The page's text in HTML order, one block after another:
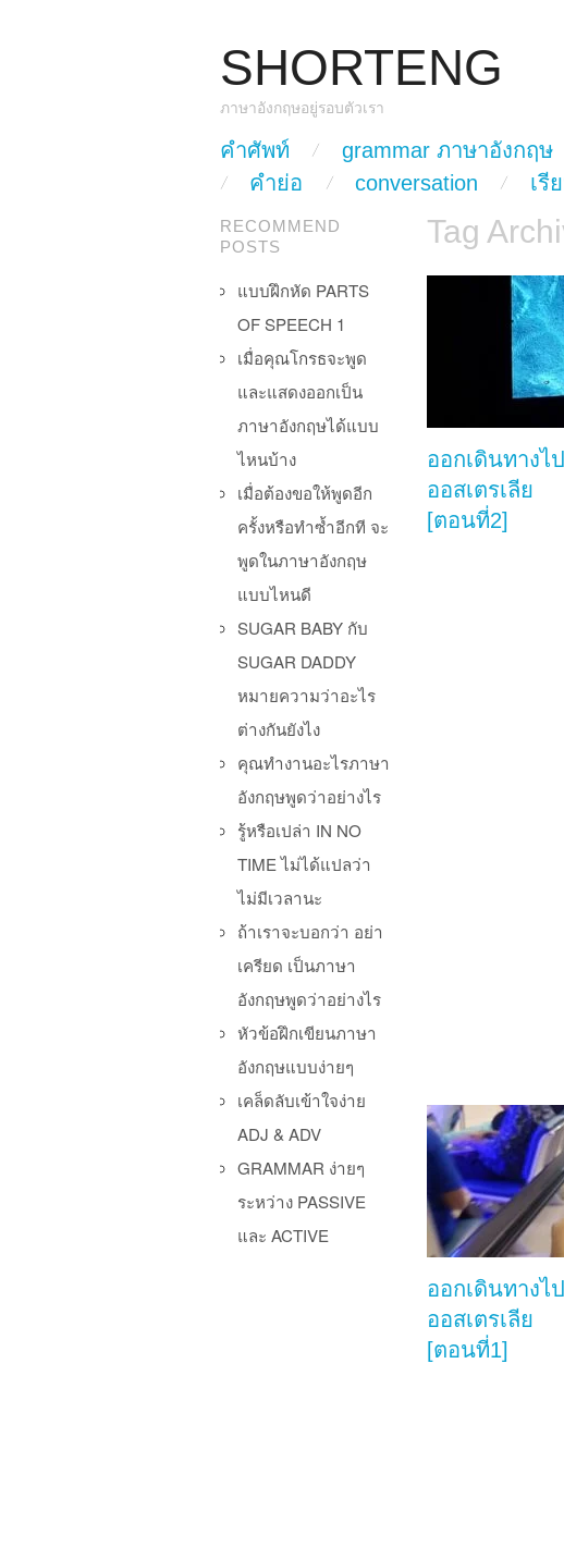
SHORTENG
ภาษาอังกฤษอยู่รอบตัวเรา
Main Menu
skip to content
คำศัพท์ grammar ภาษาอังกฤษ
คำย่อ
conversation เรี
Tag
ออกเดินทางไป
ออสเตรเลีย
[ตอนที่2]
ออกเดินทางไป
ออสเตรเลีย
[ตอนที่1]
RECOMMEND
POSTS
แบบฝึกหัด PARTS
OF SPEECH 1
เมื่อคุณโกรธจะพูด
และแสดงออกเป็น
ภาษาอังกฤษได้แบบ
ไหนบ้าง
เมื่อต้องขอให้พูดอีก
ครั้งหรือทำซ้ำอีกที จะ
พูดในภาษาอังกฤษ
แบบไหนดี
SUGAR BABY กับ
SUGAR DADDY
หมายความว่าอะไร
ต่างกันยังไง
คุณทำงานอะไรภาษา
อังกฤษพูดว่าอย่างไร
รู้หรือเปล่า IN NO
TIME ไม่ได้แปลว่า
ไม่มีเวลานะ
ถ้าเราจะบอกว่า อย่า
เครียด เป็นภาษา
อังกฤษพูดว่าอย่างไร
หัวข้อฝึกเขียนภาษา
อังกฤษแบบง่ายๆ
เคล็ดลับเข้าใจง่าย
ADJ & ADV
GRAMMAR ง่ายๆ
ระหว่าง PASSIVE
และ ACTIVE